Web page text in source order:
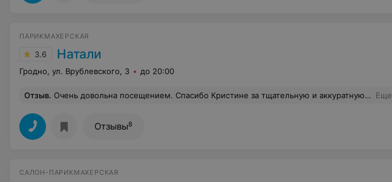
ПАРИКМАХЕРСКАЯ
3.6 Натали
Гродно, ул. Врублевского, 3 до 20:00
Отзыв. Очень довольна посещением. Спасибо Кристине за тщательную и аккуратную работу, а также за доброжелательность, терпение и кофе;) Всем советую, парикмахерская очень достойная. В моем случае всё прошло отлично, и с ножницами специалист определенно "на ты". Желаю парикмахерской порядочных клиентов. Еще
Отзывы8
САЛОН-ПАРИКМАХЕРСКАЯ